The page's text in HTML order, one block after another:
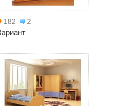
182 2